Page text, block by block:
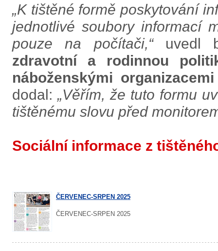
„K tištěné formě poskytování
jednotlivé soubory informací
pouze na počítači,“uvedl
zdravotní a rodinnou
náboženskými
dodal: „Věřím, že tuto formu
tištěnému slovu před
Sociální informace z
ČERVENEC-SRPEN 2025
ČERVENEC-SRPEN 2025